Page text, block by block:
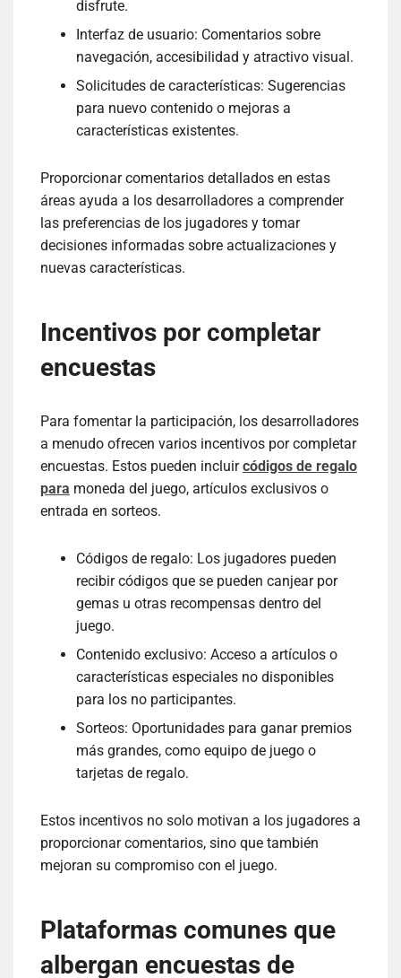
disfrute.
Interfaz de usuario: Comentarios sobre
navegación, accesibilidad y atractivo visual.
Solicitudes de características: Sugerencias
para nuevo contenido o mejoras a
características existentes.
Proporcionar comentarios detallados en estas
áreas ayuda a los desarrolladores a comprender
las preferencias de los jugadores y tomar
decisiones informadas sobre actualizaciones y
nuevas características.
Incentivos por completar
encuestas
Para fomentar la participación, los desarrolladores
a menudo ofrecen varios incentivos por completar
encuestas. Estos pueden incluircódigos de regalo
para moneda del juego, artículos exclusivos o
entrada en sorteos.
Códigos de regalo: Los jugadores pueden
recibir códigos que se pueden canjear por
gemas u otras recompensas dentro del
juego.
Contenido exclusivo: Acceso a artículos o
características especiales no disponibles
para los no participantes.
Sorteos: Oportunidades para ganar premios
más grandes, como equipo de juego o
tarjetas de regalo.
Estos incentivos no solo motivan a los jugadores a
proporcionar comentarios, sino que también
mejoran su compromiso con el juego.
Plataformas comunes que
albergan encuestas de